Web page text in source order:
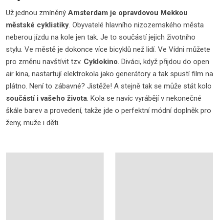
Už jednou zmíněný Amsterdam je opravdovou Mekkou
městské cyklistiky. Obyvatelé hlavního nizozemského města
neberou jízdu na kole jen tak. Je to součástí jejich životního
stylu. Ve městě je dokonce více bicyklů než lidí. Ve Vídni můžete
pro změnu navštívit tzv. Cyklokino. Diváci, když přijdou do open
air kina, nastartují elektrokola jako generátory a tak spustí film na
plátno. Není to zábavné? Jistěže! A stejně tak se může stát kolo
součástí i vašeho života. Kola se navíc vyrábějí v nekonečné
škále barev a provedení, takže jde o perfektní módní doplněk pro
ženy, muže i děti.